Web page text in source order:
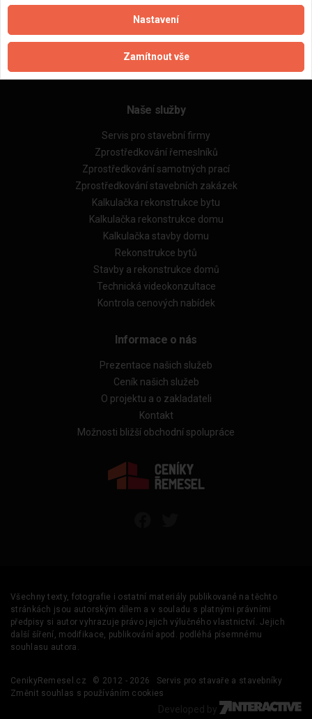
Zásady pro používání souborů cookie
Obchodní podmínky (zprostředkování)
Obchodní podmínky (rozpočtování)
Reference
Naše excelové tabulky online
Naše služby
Servis pro stavební firmy
Zprostředkování řemeslníků
Zprostředkování samotných prací
Zprostředkování stavebních zakázek
Kalkulačka rekonstrukce bytu
Kalkulačka rekonstrukce domu
Kalkulačka stavby domu
Rekonstrukce bytů
Stavby a rekonstrukce domů
Technická videokonzultace
Kontrola cenových nabídek
Informace o nás
Prezentace našich služeb
Ceník našich služeb
O projektu a o zakladateli
Kontakt
Možnosti bližší obchodní spolupráce
Všechny texty, fotografie i ostatní materiály publikované na těchto
stránkách jsou autorským dílem a v souladu s platnými právními
předpisy si autor vyhrazuje právo jejich výlučného vlastnictví. Jejich
další šíření, modifikace, publikování apod. podléhá písemnému
souhlasu autora.
CenikyRemesel.cz © 2012 - 2026
Servis pro stavaře a stavebníky
Změnit souhlas s používáním cookies
Developed by
Nastavení
Zamítnout vše